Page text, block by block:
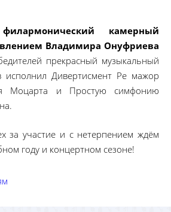
камерный
Владимира Онуфриева
прекрасный музыкальный
исполнил Дивертисмент Ре мажор
Моцарта и Простую симфонию
за участие и с нетерпением ждём
году и концертном сезоне!